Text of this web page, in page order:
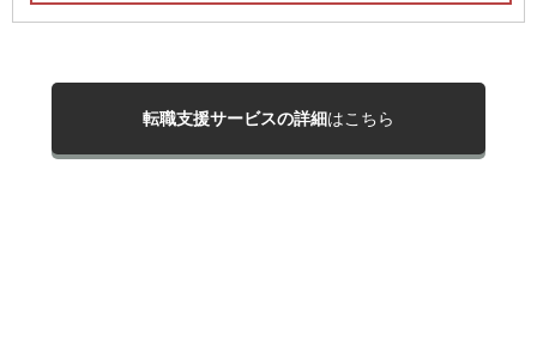
転職支援サービスの詳細はこちら